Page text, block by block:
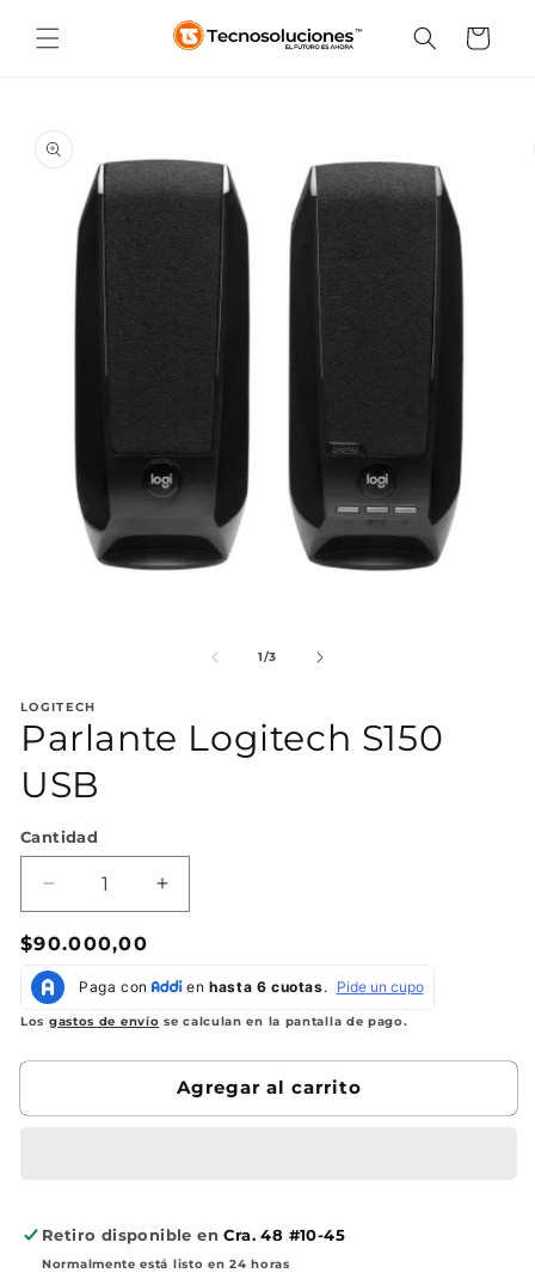
directamente
al contenido
Carrito
información
del producto
una
ventana
modal
1/de
3
LOGITECH
Parlante Logitech S150
USB
Cantidad
Reducir
cantidad
para
Parlante
Logitech
S150
Aumentar
cantidad
Logitech
S150
Precio
habitual
$90.000,00
Los gastos de envío se calculan en la pantalla de pago.
Agregar al carrito
Retiro disponible enCra. 48 #10-45
Normalmente está listo en 24 horas